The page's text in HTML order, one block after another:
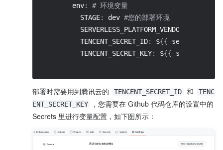
        env
:
# 环境变量
          STAGE
: dev #您的部署环境
          SERVERLESS_PLATFORM_VENDOR
          TENCENT_SECRET_ID
: ${{ secrets
          TENCENT_SECRET_KEY
: ${{ secrets
部署时需要用到腾讯云的 TENCENT_SECRET_ID 和
TENC
ENT_SECRET_KEY
，您需要在 Github 代码仓库的设置中的
Secrets 里进行变量配置，如下图所示：